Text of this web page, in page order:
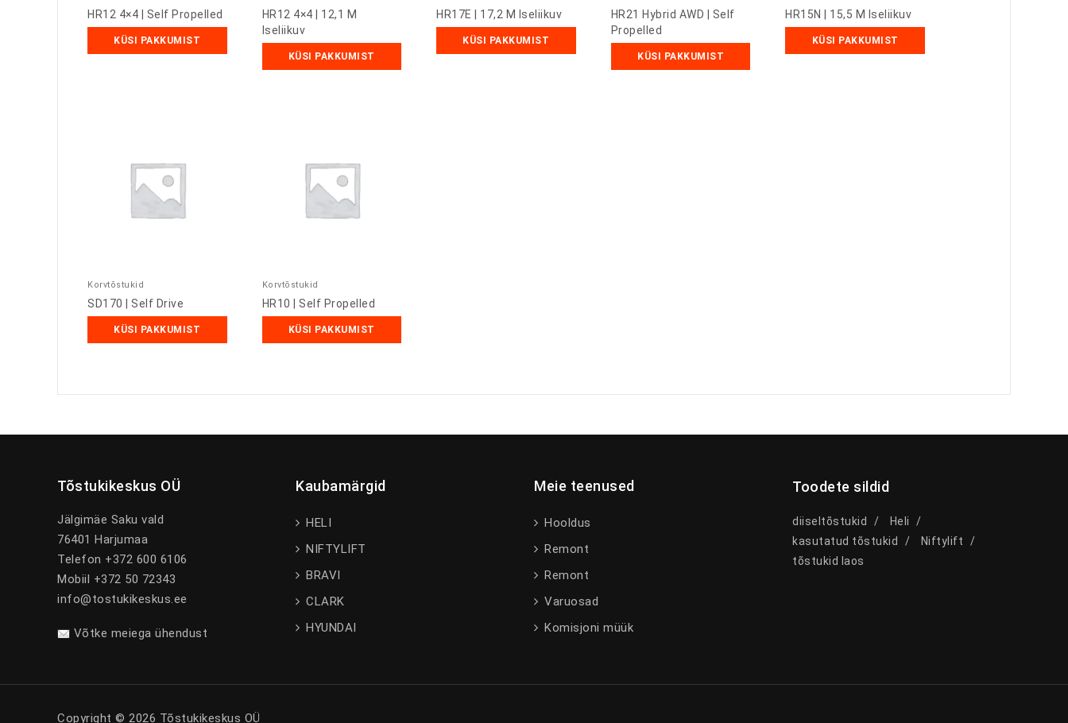
HR12 4×4 | Self Propelled
KÜSI PAKKUMIST
HR12 4×4 | 12,1 M
Iseliikuv
KÜSI PAKKUMIST
HR17E | 17,2 M Iseliikuv
KÜSI PAKKUMIST
HR21 Hybrid AWD | Self
Propelled
KÜSI PAKKUMIST
HR15N | 15,5 M Iseliikuv
KÜSI PAKKUMIST
Korvtõstukid
SD170 | Self Drive
KÜSI PAKKUMIST
Korvtõstukid
HR10 | Self Propelled
KÜSI PAKKUMIST
Tõstukikeskus OÜ
Jälgimäe Saku vald
76401 Harjumaa
Telefon +372 600 6106
Mobiil +372 50 72343
info@tostukikeskus.ee
Võtke meiega ühendust
Kaubamärgid
HELI
NIFTYLIFT
BRAVI
CLARK
HYUNDAI
Meie teenused
Hooldus
Remont
Remont
Varuosad
Komisjoni müük
Toodete sildid
diiseltõstukid
Heli
kasutatud tõstukid
Niftylift
tõstukid laos
Copyright © 2026 Tõstukikeskus OÜ